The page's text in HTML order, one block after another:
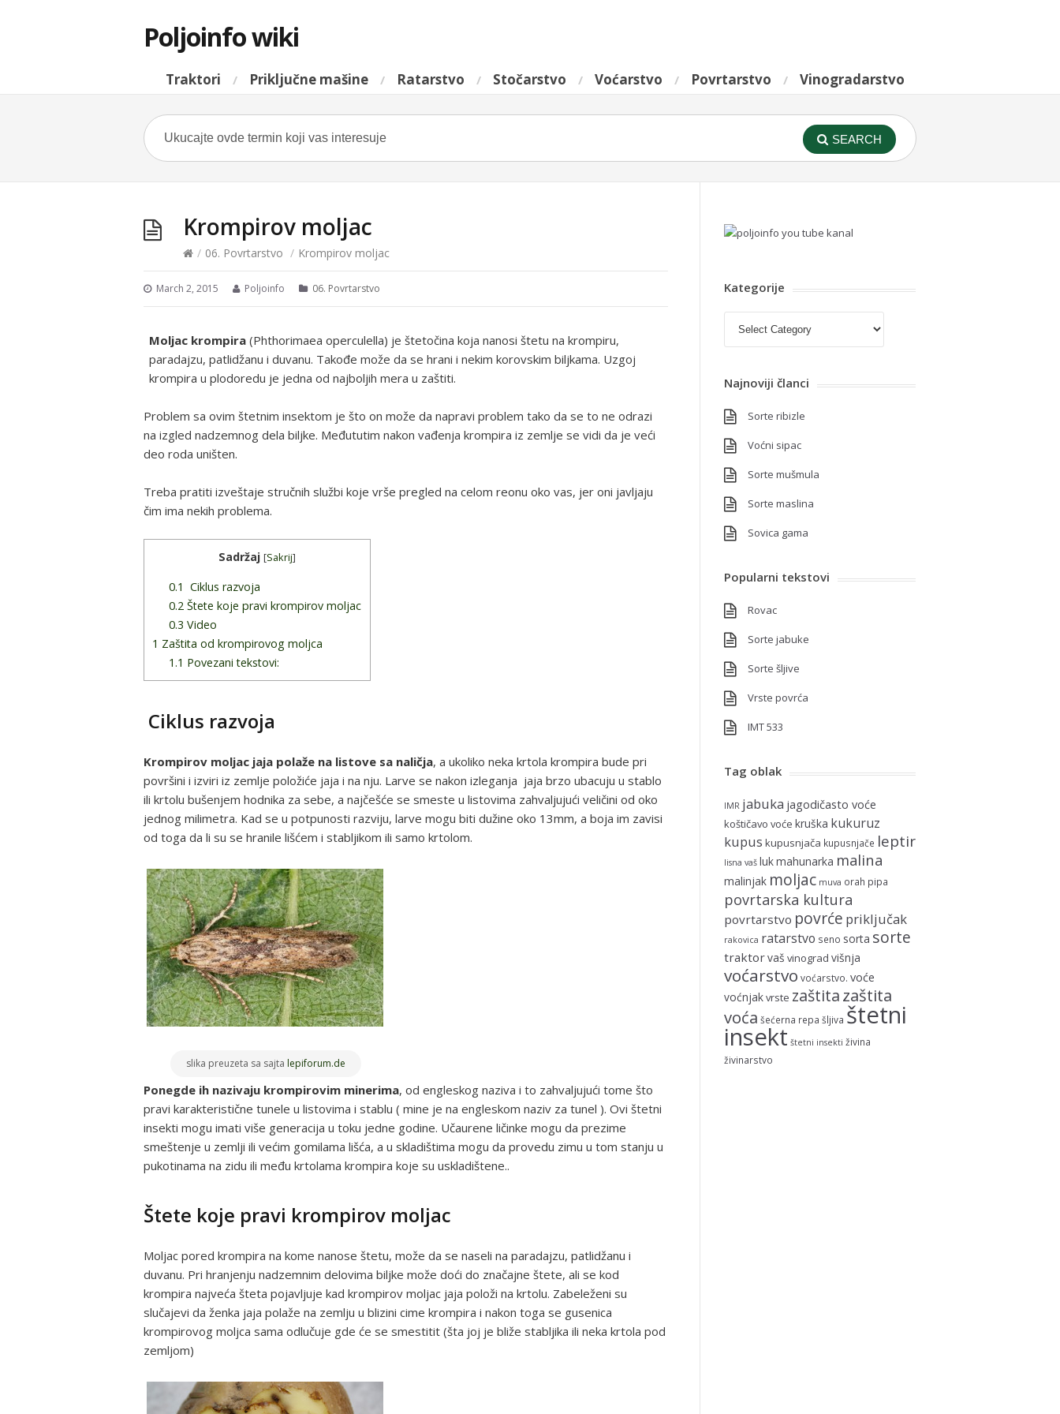
Poljoinfo wiki
Traktori Priključne mašine Ratarstvo Stočarstvo Voćarstvo Povrtarstvo Vinogradarstvo
SEARCH
Krompirov moljac
/ 06. Povrtarstvo / Krompirov moljac
March 2, 2015 Poljoinfo 06. Povrtarstvo
Moljac krompira (Phthorimaea operculella) je štetočina koja nanosi štetu na krompiru,
paradajzu, patlidžanu i duvanu. Takođe može da se hrani i nekim korovskim biljkama. Uzgoj
krompira u plodoredu je jedna od najboljih mera u zaštiti.
Problem sa ovim štetnim insektom je što on može da napravi problem tako da se to ne odrazi
na izgled nadzemnog dela biljke. Međututim nakon vađenja krompira iz zemlje se vidi da je veći
deo roda uništen.
Treba pratiti izveštaje stručnih službi koje vrše pregled na celom reonu oko vas, jer oni javljaju
čim ima nekih problema.
Sadržaj [Sakrij]
0.1 Ciklus razvoja
0.2 Štete koje pravi krompirov moljac
0.3 Video
1 Zaštita od krompirovog moljca
1.1 Povezani tekstovi:
Ciklus razvoja
Krompirov moljac jaja polaže na listove sa naličja, a ukoliko neka krtola krompira bude pri
površini i izviri iz zemlje položiće jaja i na nju. Larve se nakon izleganja jaja brzo ubacuju u stablo
ili krtolu bušenjem hodnika za sebe, a najčešće se smeste u listovima zahvaljujući veličini od oko
jednog milimetra. Kad se u potpunosti razviju, larve mogu biti dužine oko 13mm, a boja im zavisi
od toga da li su se hranile lišćem i stabljikom ili samo krtolom.
slika preuzeta sa sajta lepiforum.de
Ponegde ih nazivaju krompirovim minerima, od engleskog naziva i to zahvaljujući tome što
pravi karakteristične tunele u listovima i stablu ( mine je na engleskom naziv za tunel ). Ovi štetni
insekti mogu imati više generacija u toku jedne godine. Učaurene ličinke mogu da prezime
smeštenje u zemlji ili većim gomilama lišća, a u skladištima mogu da provedu zimu u tom stanju u
pukotinama na zidu ili među krtolama krompira koje su uskladištene..
Štete koje pravi krompirov moljac
Moljac pored krompira na kome nanose štetu, može da se naseli na paradajzu, patlidžanu i
duvanu. Pri hranjenju nadzemnim delovima biljke može doći do značajne štete, ali se kod
krompira najveća šteta pojavljuje kad krompirov moljac jaja položi na krtolu. Zabeleženi su
slučajevi da ženka jaja polaže na zemlju u blizini cime krompira i nakon toga se gusenica
krompirovog moljca sama odlučuje gde će se smestitit (šta joj je bliže stabljika ili neka krtola pod
zemljom)
Kategorije
Najnoviji članci
Sorte ribizle
Voćni sipac
Sorte mušmula
Sorte maslina
Sovica gama
Popularni tekstovi
Rovac
Sorte jabuke
Sorte šljive
Vrste povrća
IMT 533
Tag oblak
IMR jabuka jagodičasto voće
koštičavo voće kruška kukuruz
kupus kupusnjača kupusnjače leptir
lisna vaš lukmahunarka malina
malinjak moljac muva orah pipa
povrtarska kultura
povrtarstvo povrće priključak
rakovica ratarstvo seno sorta sorte
traktorvaš vinograd višnja
voćarstvo voćarstvo. voće
voćnjakvrste zaštitazaštita
voća šećerna repa šljiva štetni
insekt štetni insekti živina
živinarstvo